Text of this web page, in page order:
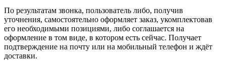
По результатам звонка, пользователь либо, получив
уточнения, самостоятельно оформляет заказ, укомплектовав
его необходимыми позициями, либо соглашается на
оформление в том виде, в котором есть сейчас. Получает
подтверждение на почту или на мобильный телефон и ждёт
доставки.